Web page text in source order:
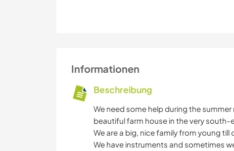
Informationen
Beschreibung
We need some help during the
beautiful farm house in the very south-
We are a big, nice family from young
We have instruments and sometimes